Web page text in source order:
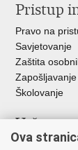
Pristup
Pravo na
Savjetovanje
Zaštita
Zapošljavanje
Školovanje
Važne
Ministarstvo
Ova